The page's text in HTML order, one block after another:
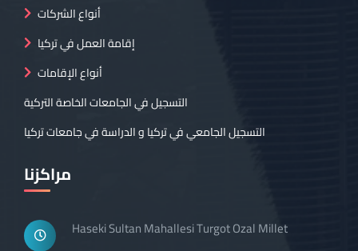
أنواع الشركات
إقامة العمل في تركيا
أنواع الإقامات
التسجيل في الجامعات الخاصة التركية
التسجيل الجامعي في تركيا و الدراسة في جامعات تركيا
مراكزنا
Haseki Sultan Mahallesi Turgot Ozal Millet